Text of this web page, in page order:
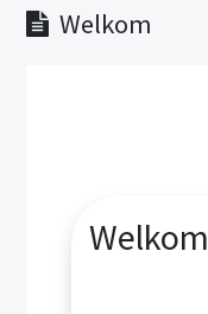
Welkom
Welkom